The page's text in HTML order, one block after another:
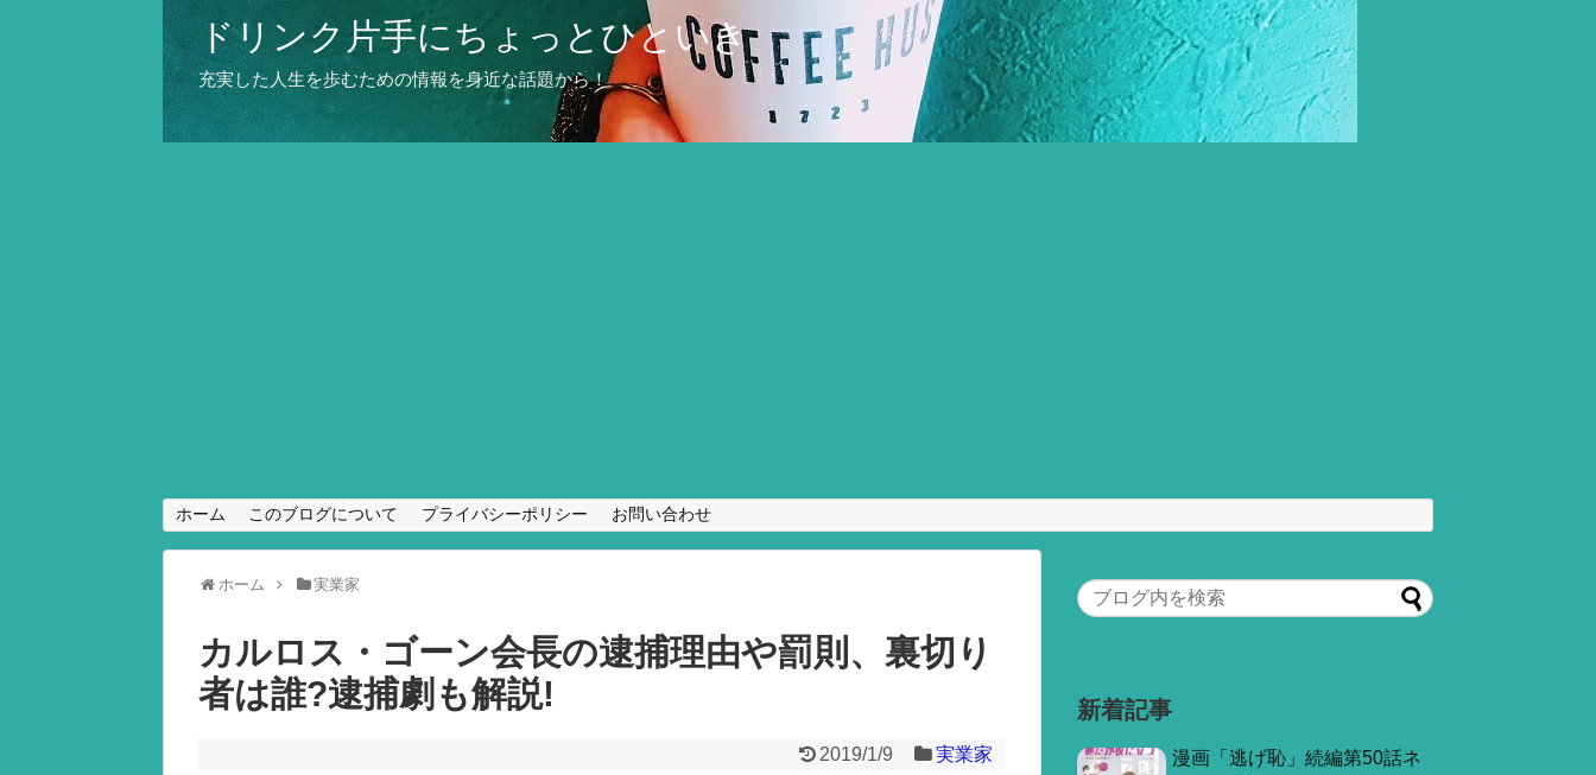
ドリンク片手にちょっとひといき
充実した人生を歩むための情報を身近な話題から！
ホーム このブログについて プライバシーポリシー お問い合わせ
ホーム 実業家
カルロス・ゴーン会長の逮捕理由や罰則、裏切り
者は誰?逮捕劇も解説!
2019/1/9 実業家
新着記事
漫画「逃げ恥」続編第50話ネ